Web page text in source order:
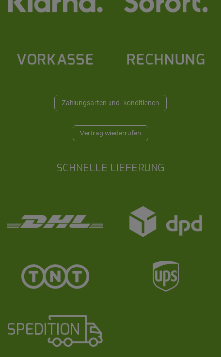
Zahlungsarten und -konditionen
Vertrag wiederrufen
SCHNELLE LIEFERUNG